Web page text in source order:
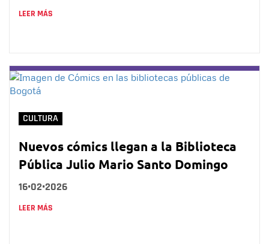
LEER MÁS
CULTURA
Nuevos cómics llegan a la Biblioteca
Pública Julio Mario Santo Domingo
16•02•2026
LEER MÁS